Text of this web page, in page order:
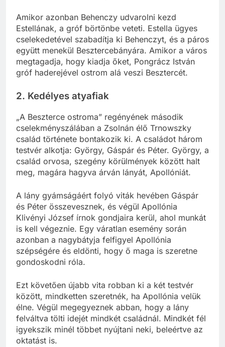
Amikor azonban Behenczy udvarolni kezd
Estellának, a gróf börtönbe veteti. Estella ügyes
cselekedetével szabadítja ki Behenczyt, és a páros
együtt menekül Besztercebányára. Amikor a város
megtagadja, hogy kiadja őket, Pongrácz István
gróf haderejével ostrom alá veszi Besztercét.
2. Kedélyes atyafiak
„A Beszterce ostroma” regényének második
cselekményszálában a Zsolnán élő Trnowszky
család története bontakozik ki. A családot három
testvér alkotja: György, Gáspár és Péter. György, a
család orvosa, szegény körülmények között halt
meg, magára hagyva árván lányát, Apollóniát.
A lány gyámságáért folyó viták hevében Gáspár
és Péter összevesznek, és végül Apollónia
Klivényi József írnok gondjaira kerül, ahol munkát
is kell végeznie. Egy váratlan esemény során
azonban a nagybátyja felfigyel Apollónia
szépségére és eldönti, hogy ő maga is szeretne
gondoskodni róla.
Ezt követően újabb vita robban ki a két testvér
között, mindketten szeretnék, ha Apollónia velük
élne. Végül megegyeznek abban, hogy a lány
felváltva tölti idejét mindkét családnál. Mindkét fél
igyekszik minél többet nyújtani neki, beleértve az
oktatást is.